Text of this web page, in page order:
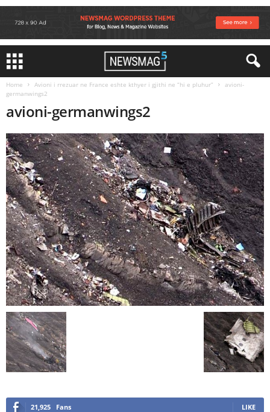
Home Avioni i rrezuar ne France eshte kthyer i gjithi ne “hi e pluhur”
avioni-
germanwings2
avioni-germanwings2
21,925 Fans LIKE